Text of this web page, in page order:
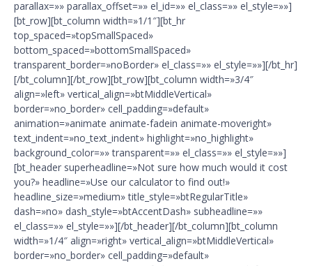
parallax=»» parallax_offset=»» el_id=»» el_class=»» el_style=»»]
[bt_row][bt_column width=»1/1″][bt_hr
top_spaced=»topSmallSpaced»
bottom_spaced=»bottomSmallSpaced»
transparent_border=»noBorder» el_class=»» el_style=»»][/bt_hr]
[/bt_column][/bt_row][bt_row][bt_column width=»3/4″
align=»left» vertical_align=»btMiddleVertical»
border=»no_border» cell_padding=»default»
animation=»animate animate-fadein animate-moveright»
text_indent=»no_text_indent» highlight=»no_highlight»
background_color=»» transparent=»» el_class=»» el_style=»»]
[bt_header superheadline=»Not sure how much would it cost
you?» headline=»Use our calculator to find out!»
headline_size=»medium» title_style=»btRegularTitle»
dash=»no» dash_style=»btAccentDash» subheadline=»»
el_class=»» el_style=»»][/bt_header][/bt_column][bt_column
width=»1/4″ align=»right» vertical_align=»btMiddleVertical»
border=»no_border» cell_padding=»default»